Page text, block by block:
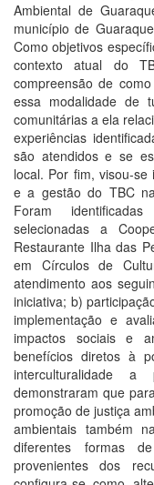
Ambiental de
município de
Como objetivos
contexto atual do
compreensão de
essa modalidade de
comunitárias a ela
experiências
são atendidos e se
local. Por fim, visou-
e a gestão do TBC
Foram
selecionadas a
Restaurante Ilha das
em Círculos de
atendimento aos
iniciativa; b)
implementação e
impactos sociais e
benefícios diretos à
interculturalidade
demonstraram que
promoção de justiça
ambientais também
diferentes formas
provenientes dos